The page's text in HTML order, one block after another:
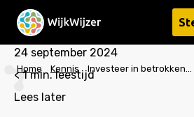
Home Kennis Investeer in betrokkenheid en maatwerk voor een waardevolle wijkaanpak
24 september 2024
< 1 min. leestijd
Lees later